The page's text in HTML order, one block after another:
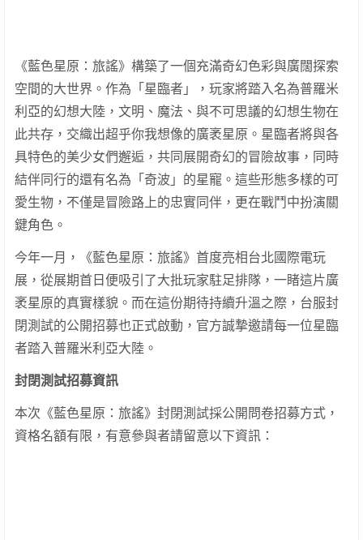
《藍色星原：旅謠》構築了一個充滿奇幻色彩與廣闊探索
空間的大世界。作為「星臨者」，玩家將踏入名為普羅米
利亞的幻想大陸，文明、魔法、與不可思議的幻想生物在
此共存，交織出超乎你我想像的廣袤星原。星臨者將與各
具特色的美少女們邂逅，共同展開奇幻的冒險故事，同時
結伴同行的還有名為「奇波」的星寵。這些形態多樣的可
愛生物，不僅是冒險路上的忠實同伴，更在戰鬥中扮演關
鍵角色。
今年一月，《藍色星原：旅謠》首度亮相台北國際電玩
展，從展期首日便吸引了大批玩家駐足排隊，一睹這片廣
袤星原的真實樣貌。而在這份期待持續升溫之際，台服封
閉測試的公開招募也正式啟動，官方誠摯邀請每一位星臨
者踏入普羅米利亞大陸。
封閉測試招募資訊
本次《藍色星原：旅謠》封閉測試採公開問卷招募方式，
資格名額有限，有意參與者請留意以下資訊：